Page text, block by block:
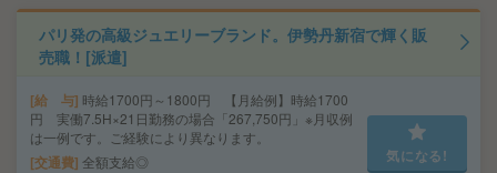
パリ発の高級ジュエリーブランド。伊勢丹新宿で輝く販
売職！[派遣]
給 与 時給1700円～1800円 【月給例】時給1700
円 実働7.5H×21日勤務の場合「267,750円」※月収例
は一例です。ご経験により異なります。
交通費 全額支給◎ 気になる!